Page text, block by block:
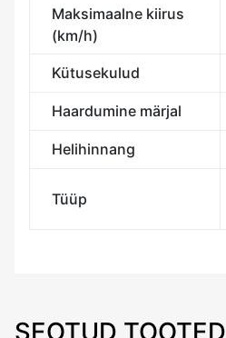
Maksimaalne kiirus
(km/h)
Kütusekulud
Haardumine märjal
Helihinnang
Tüüp